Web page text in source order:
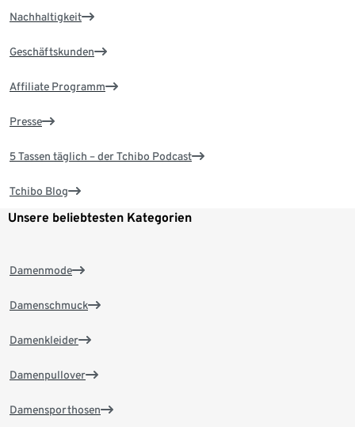
Nachhaltigkeit
Geschäftskunden
Affiliate Programm
Presse
5 Tassen täglich – der Tchibo Podcast
Tchibo Blog
Unsere beliebtesten Kategorien
Damenmode
Damenschmuck
Damenkleider
Damenpullover
Damensporthosen